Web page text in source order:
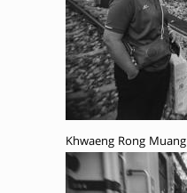
Khwaeng Rong Muang